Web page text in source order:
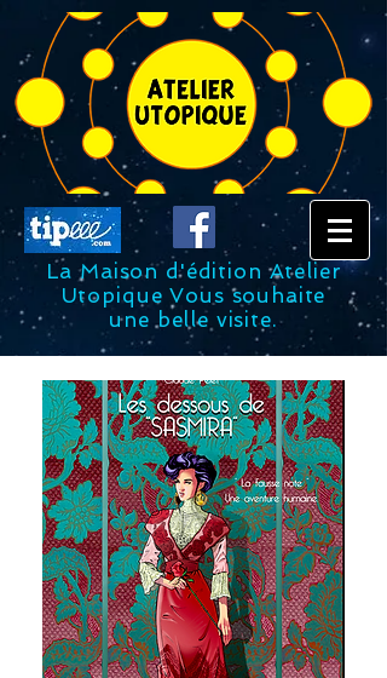
La Maison d'édition Atelier
Utopique Vous souhaite
une belle visite.